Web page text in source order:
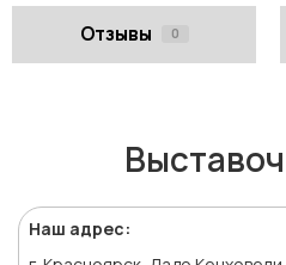
Отзывы 0
Наш адрес: